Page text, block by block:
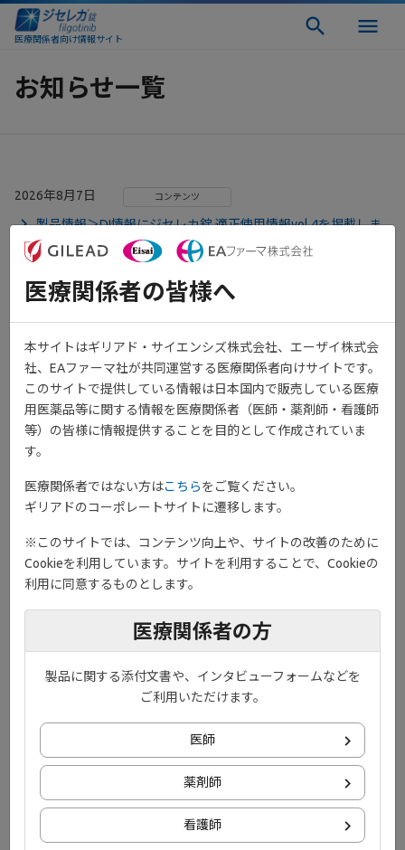
医療関係者向け情報サイト
お知らせ一覧
2026年8月7日 コンテンツ
製品情報＞DI情報にジセレカ錠 適正使用情報vol.4を掲載しま
した。
2026年8月7日 コンテンツ
製品情報＞解説に慶應義塾大学医学部 リウマチ・膠原病内科
金子 祐子先生ご監修の『ジセレカ解説動画』を追加しました。
2026年7月23日 その他
夏季期間中（8/10(月)～8/11(火)）の問い合わせ対応について
製品情報＞解説にキングス・カレッジ・ロンドン James
2026年4月27日 コンテンツ
金子 祐子先生ご監修の『ジセレカ解説資材』を追加しました。
2026年4月27日 コンテンツ
疾患情報＞診断・治療に『One Point Info 関節リウマチ治療に
おけるSDMの実態』を追加しました。
その他
【重要】システムメンテナンスのお知らせ（2月18日 21:00
医療関係者の皆様へ
本サイトはギリアド・サイエンシズ株式会社、エーザイ株式会
社、EAファーマ社が共同運営する医療関係者向けサイトです。
このサイトで提供している情報は日本国内で販売している医療
用医薬品等に関する情報を医療関係者（医師・薬剤師・看護師
等）の皆様に情報提供することを目的として作成されていま
す。
医療関係者ではない方はこちらをご覧ください。
ギリアドのコーポレートサイトに遷移します。
※このサイトでは、コンテンツ向上や、サイトの改善のために
Cookieを利用しています。サイトを利用することで、Cookieの
利用に同意するものとします。
医療関係者の方
製品に関する添付文書や、インタビューフォームなどを
ご利用いただけます。
医師
薬剤師
看護師